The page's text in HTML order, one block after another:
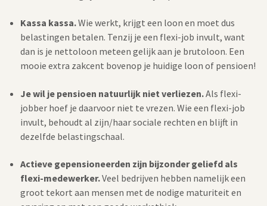
Kassa kassa.Wie werkt, krijgt een loon en moet dus
belastingen betalen. Tenzij je een flexi-job invult, want
dan is je nettoloon meteen gelijk aan je brutoloon. Een
mooie extra zakcent bovenop je huidige loon of pensioen!
Je wil je pensioen natuurlijk niet verliezen.Als flexi-
jobber hoef je daarvoor niet te vrezen. Wie een flexi-job
invult, behoudt al zijn/haar sociale rechten en blijft in
dezelfde belastingschaal.
Actieve gepensioneerden zijn bijzonder geliefd als
flexi-medewerker.Veel bedrijven hebben namelijk een
groot tekort aan mensen met de nodige maturiteit en